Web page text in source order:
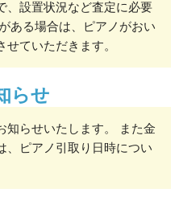
、設置状況など査定に必要
ある場合は、ピアノがおい
ていただきます。
らせ
知らせいたします。 また金
、ピアノ引取り日時につい